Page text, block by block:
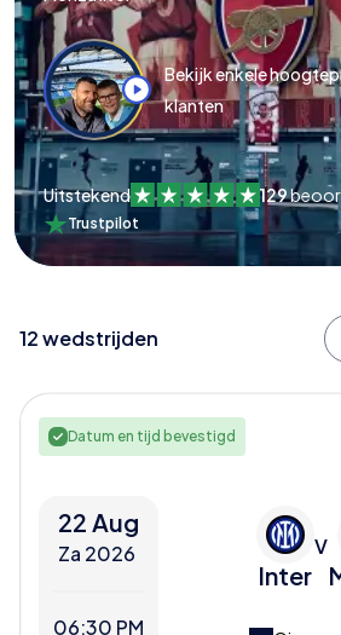
Bekijk enkele
klanten
Uitstekend 129
Trustpilot
12wedstrijden
Datum en tijd bevestigd
22 Aug
Za 2026
06:30 PM
Inter
V